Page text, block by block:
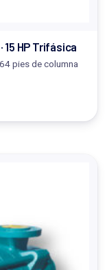
15 HP Trifásica
pies de columna